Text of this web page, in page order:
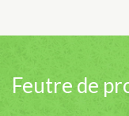
Feutre de